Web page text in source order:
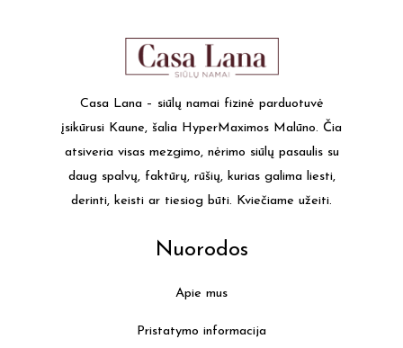
Casa Lana – siūlų namai fizinė parduotuvė
įsikūrusi Kaune, šalia HyperMaximos Malūno. Čia
atsiveria visas mezgimo, nėrimo siūlų pasaulis su
daug spalvų, faktūrų, rūšių, kurias galima liesti,
derinti, keisti ar tiesiog būti. Kviečiame užeiti.
Nuorodos
Apie mus
Pristatymo informacija